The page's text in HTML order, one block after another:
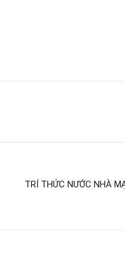
TRÍ THỨC NƯỚC NHÀ